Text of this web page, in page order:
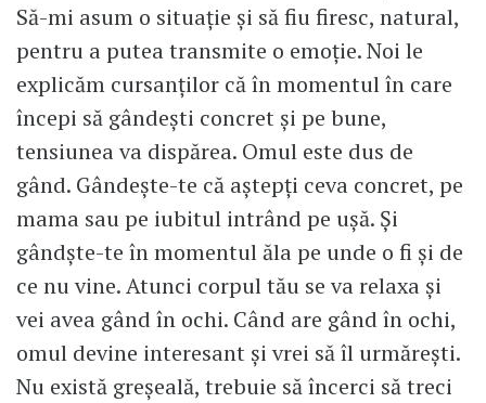
Să-mi asum o situație și să fiu firesc, natural,
pentru a putea transmite o emoție. Noi le
explicăm cursanților că în momentul în care
începi să gândești concret și pe bune,
tensiunea va dispărea. Omul este dus de
gând. Gândește-te că aștepți ceva concret, pe
mama sau pe iubitul intrând pe ușă. Și
gândște-te în momentul ăla pe unde o fi și de
ce nu vine. Atunci corpul tău se va relaxa și
vei avea gând în ochi. Când are gând în ochi,
omul devine interesant și vrei să îl urmărești.
Nu există greșeală, trebuie să încerci să treci